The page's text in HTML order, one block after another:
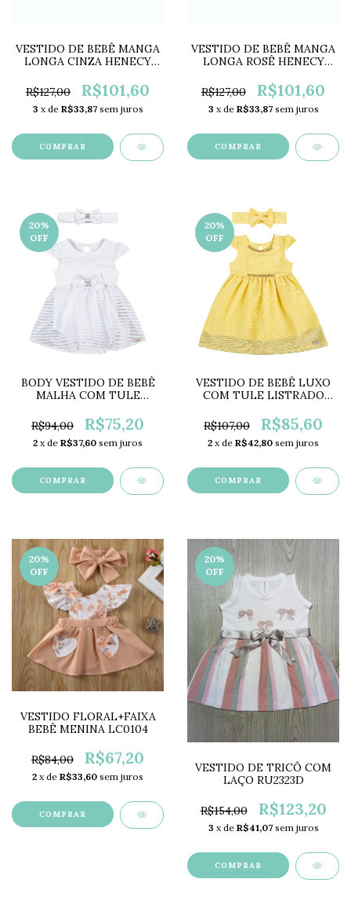
VESTIDO DE BEBÊ MANGA
LONGA CINZA HENECY
R$127,00
R$101,60
3 x de R$33,87 sem juros
COMPRAR
VESTIDO DE BEBÊ MANGA
LONGA ROSÊ HENECY
R$127,00
R$101,60
3 x de R$33,87 sem juros
COMPRAR
20%
OFF
BODY VESTIDO DE BEBÊ
MALHA COM TULE
FAIXA HG20162A
R$94,00 R$75,20
2 x de R$37,60 sem juros
COMPRAR
20%
OFF
VESTIDO DE BEBÊ LUXO
COM TULE LISTRADO
R$107,00
R$85,60
2 x de R$42,80 sem juros
COMPRAR
20%
OFF
VESTIDO FLORAL+FAIXA
BEBÊ MENINA LC0104
R$84,00 R$67,20
2 x de R$33,60 sem juros
COMPRAR
20%
OFF
VESTIDO DE TRICÔ COM
LAÇO RU2323D
R$154,00 R$123,20
3 x de R$41,07 sem juros
COMPRAR